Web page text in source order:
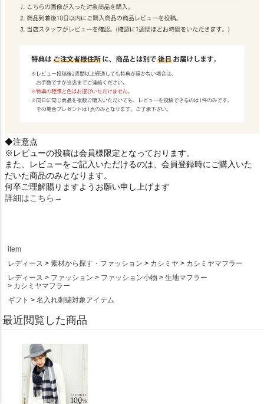
◆注意点
※レビューの投稿は会員様限定となっております。
また、レビューをご記入いただけるのは、会員登録時にご購入いた
だいた商品のみとなります。
何卒ご理解賜りますようお願い申し上げます
詳細はこちら→
item
レディース
素材から探す・ファッション カシミヤ
カシミヤマフラー
レディース
ファッション ファッション小物
生地マフラー
カシミヤマフラー
ギフト
名入れ刺繍対象アイテム
最近閲覧した商品